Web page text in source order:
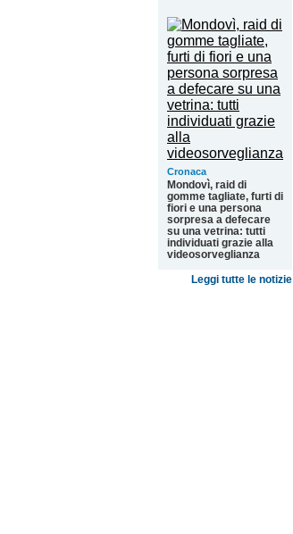
Cronaca
Mondovì, raid di
gomme tagliate, furti di
fiori e una persona
sorpresa a defecare
su una vetrina: tutti
individuati grazie alla
videosorveglianza
Leggi tutte le notizie